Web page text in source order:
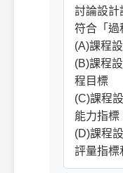
討論設計
符合「過
(A)課程
(B)課程
程目標
(C)課程
能力指標
(D)課程
評量指標